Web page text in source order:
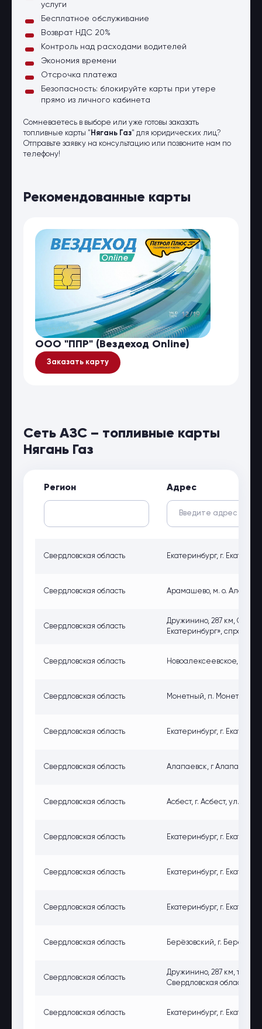
услуги
Бесплатное обслуживание
Возврат НДС 20%
Контроль над расходами водителей
Экономия времени
Отсрочка платежа
Безопасность: блокируйте карты при утере
прямо из личного кабинета
Сомневаетесь в выборе или уже готовы заказать
топливные карты " Нягань Газ" для юридических лиц?
Отправьте заявку на консультацию или позвоните нам по
телефону!
Рекомендованные карты
ООО "ППР" (Вездеход Online)
Заказать карту
Сеть АЗС – топливные карты
Нягань Газ
Регион Адрес
Свердловская область Екатеринбург, г.
Свердловская область Арамашево, м. о.
Свердловская область
Дружинино, 287 км,
Екатеринбург», справа
Свердловская область Новоалексеевское, Р-
Свердловская область Монетный, п. Монетный,
Свердловская область Екатеринбург, г.
Свердловская область Алапаевск, г Алапаевск,
Свердловская область Асбест, г. Асбест, ул.
Свердловская область Екатеринбург, г.
Свердловская область Екатеринбург, г.
Свердловская область Екатеринбург, г.
Свердловская область Берёзовский, г.
Свердловская область
Дружинино, 287 км,
Свердловская область,
Свердловская область Екатеринбург, г.